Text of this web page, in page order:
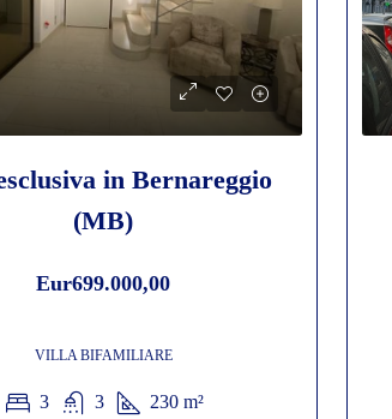
in Bernareggio
(MB)
Eur699.000,00
VILLA BIFAMILIARE
3 3 230 m²